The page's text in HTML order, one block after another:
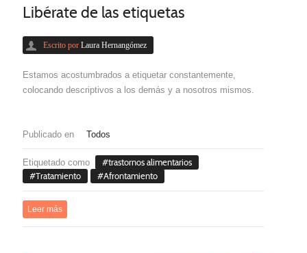
Libérate de las etiquetas
Escrito por Laura Hernangómez
Estamos acostumbrados a etiquetar constantemente,
colocando descriptivos a los demás y a nosotros mismos.
Publicado en Todos
Etiquetado como
trastornos alimentarios
Tratamiento
Afrontamiento
Leer más